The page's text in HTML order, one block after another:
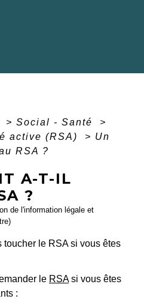
> Social - Santé
>
active (RSA)
> Un
RSA ?
A-T-IL
?
de l'information légale et
toucher le RSA si vous êtes
le RSAsi vous êtes
: